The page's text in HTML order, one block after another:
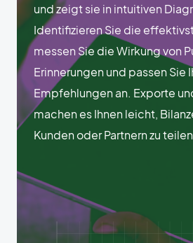
und zeigt sie in intuitiven
Identifizieren Sie die
messen Sie die Wirkung von
Erinnerungen und passen Sie
Empfehlungen an. Exporte
machen es Ihnen leicht,
Kunden oder Partnern zu